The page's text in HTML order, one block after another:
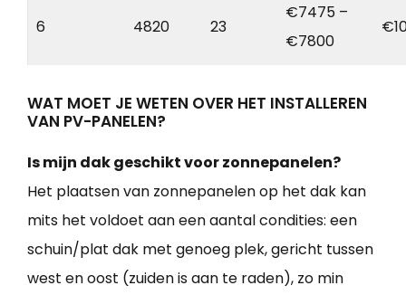
6 4820 23
€7475 –
€7800
WAT MOET JE WETEN OVER HET INSTALLEREN
VAN PV-PANELEN?
Is mijn dak geschikt voor zonnepanelen?
Het plaatsen van zonnepanelen op het dak kan
mits het voldoet aan een aantal condities: een
schuin/plat dak met genoeg plek, gericht tussen
west en oost (zuiden is aan te raden), zo min